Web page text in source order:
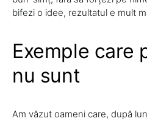
bifezi o idee, rezultatul e mult
Exemple care
nu sunt
Am văzut oameni care, după